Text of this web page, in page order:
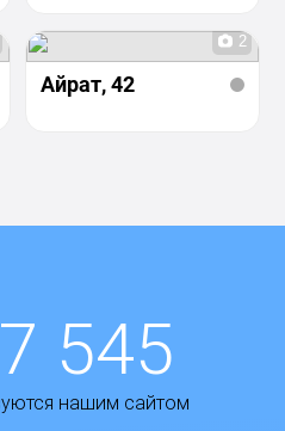
2
Айрат, 42
545
нашим сайтом